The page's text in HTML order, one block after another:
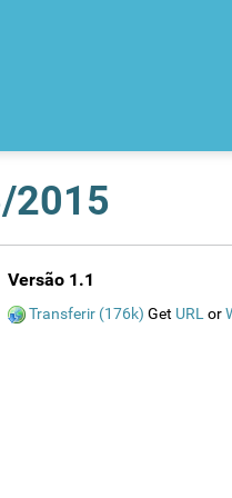
2015
Versão 1.1
Transferir (176k) Get URL or